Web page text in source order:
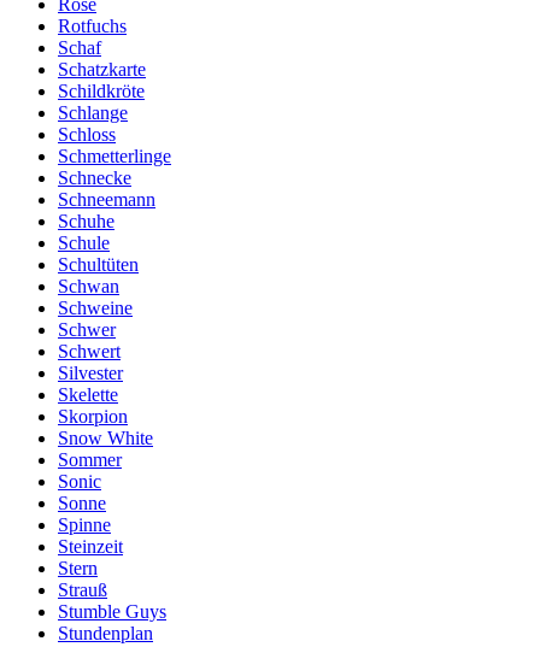
Rose
Rotfuchs
Schaf
Schatzkarte
Schildkröte
Schlange
Schloss
Schmetterlinge
Schnecke
Schneemann
Schuhe
Schule
Schultüten
Schwan
Schweine
Schwer
Schwert
Silvester
Skelette
Skorpion
Snow White
Sommer
Sonic
Sonne
Spinne
Steinzeit
Stern
Strauß
Stumble Guys
Stundenplan